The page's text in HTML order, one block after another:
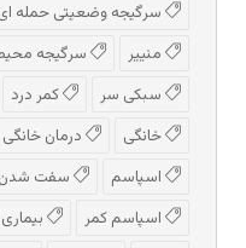
سرگیجه وضعیتی حمله
منییر
سرگیجه
سبکی سر
کمر درد
خانگی
درمان خانگی
اسپاسم
سفت
اسپاسم کمر